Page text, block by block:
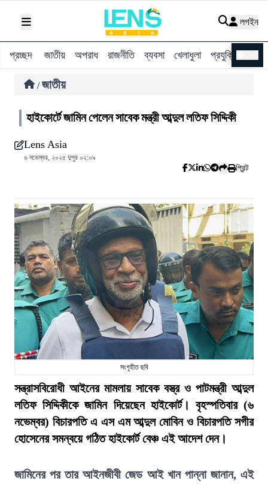
লগইন
প্রচ্ছদ জাতীয় অপরাধ রাজনীতি ব্যবসা খেলাধুলা প্রযুক্তি
/ জাতীয়
হাইকোর্টে জামিন পেলেন সাবেক মন্ত্রী আব্দুল লতিফ সিদ্দিকী
Lens Asia
৬ নভেম্বর, ২০২৫ দুপুর ০২:০৯
প্রিন্ট
সংগৃহীত ছবি
সন্ত্রাসবিরোধী আইনের মামলায় সাবেক বস্ত্র ও পাটমন্ত্রী আব্দুল
লতিফ সিদ্দিকীকে জামিন দিয়েছেন হাইকোর্ট। বৃহস্পতিবার (৬
নভেম্বর) বিচারপতি এ এস এম আব্দুল মোবিন ও বিচারপতি সগীর
হোসেনের সমন্বয়ে গঠিত হাইকোর্ট বেঞ্চ এই আদেশ দেন।
জামিনের পর তার আইনজীবী জেড আই খান পান্না জানান, এই